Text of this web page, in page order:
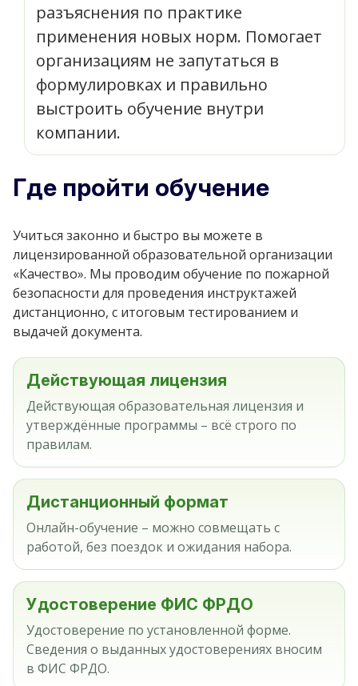
разъяснения по практике
применения новых норм. Помогает
организациям не запутаться в
формулировках и правильно
выстроить обучение внутри
компании.
Где пройти обучение
Учиться законно и быстро вы можете в
лицензированной образовательной организации
«Качество». Мы проводим обучение по пожарной
безопасности для проведения инструктажей
дистанционно, с итоговым тестированием и
выдачей документа.
Действующая лицензия
Действующая образовательная лицензия и
утверждённые программы – всё строго по
правилам.
Дистанционный формат
Онлайн-обучение – можно совмещать с
работой, без поездок и ожидания набора.
Удостоверение ФИС ФРДО
Удостоверение по установленной форме.
Сведения о выданных удостоверениях вносим
в ФИС ФРДО.